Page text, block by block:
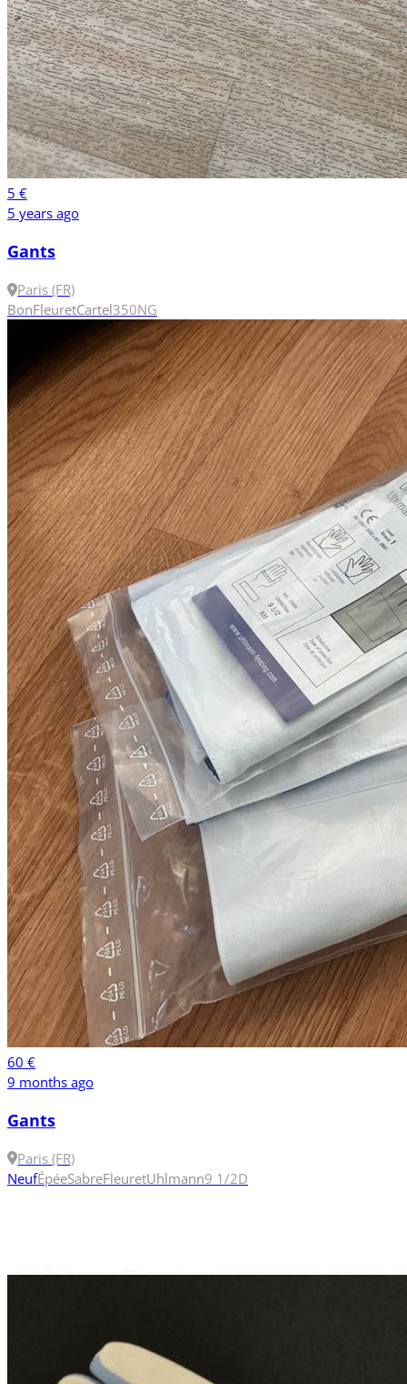
5 €
5 years ago
Gants
Paris (FR)
BonFleuretCartel350NG
60 €
9 months ago
Gants
Paris (FR)
NeufÉpéeSabreFleuretUhlmann9 1/2D